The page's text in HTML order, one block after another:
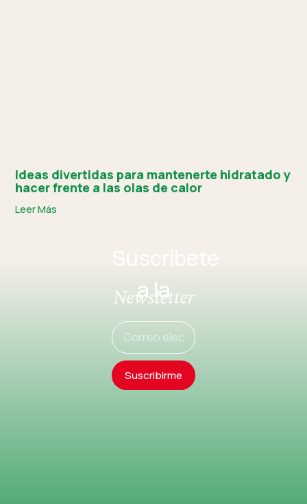
Ideas divertidas para mantenerte hidratado y
hacer frente a las olas de calor
Leer Más
Suscríbete
a la
Newsletter
Suscribirme